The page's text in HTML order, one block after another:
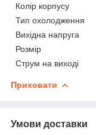
Колір корпусу
Тип охолодження
Вихідна напруга
Розмір
Струм на виході
Приховати
Умови доставки